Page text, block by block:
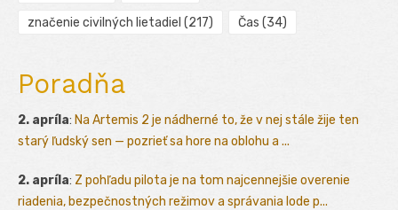
značenie civilných lietadiel (217) Čas (34)
Poradňa
2. apríla: Na Artemis 2 je nádherné to, že v nej stále žije ten
starý ľudský sen — pozrieť sa hore na oblohu a ...
2. apríla: Z pohľadu pilota je na tom najcennejšie overenie
riadenia, bezpečnostných režimov a správania lode p...